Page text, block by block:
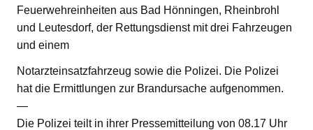
Feuerwehreinheiten aus Bad Hönningen, Rheinbrohl
und Leutesdorf, der Rettungsdienst mit drei Fahrzeugen
und einem
Notarzteinsatzfahrzeug sowie die Polizei. Die Polizei
hat die Ermittlungen zur Brandursache aufgenommen.
—
Die Polizei teilt in ihrer Pressemitteilung von 08.17 Uhr